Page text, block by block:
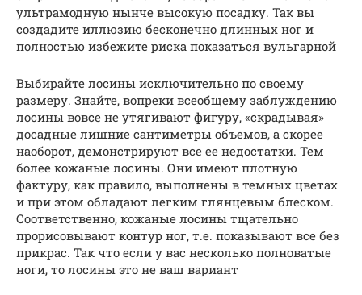
ультрамодную нынче высокую посадку. Так вы
создадите иллюзию бесконечно длинных ног и
полностью избежите риска показаться вульгарной
Выбирайте лосины исключительно по своему
размеру. Знайте, вопреки всеобщему заблуждению
лосины вовсе не утягивают фигуру, «скрадывая»
досадные лишние сантиметры объемов, а скорее
наоборот, демонстрируют все ее недостатки. Тем
более кожаные лосины. Они имеют плотную
фактуру, как правило, выполнены в темных цветах
и при этом обладают легким глянцевым блеском.
Соответственно, кожаные лосины тщательно
прорисовывают контур ног, т.е. показывают все без
прикрас. Так что если у вас несколько полноватые
ноги, то лосины это не ваш вариант